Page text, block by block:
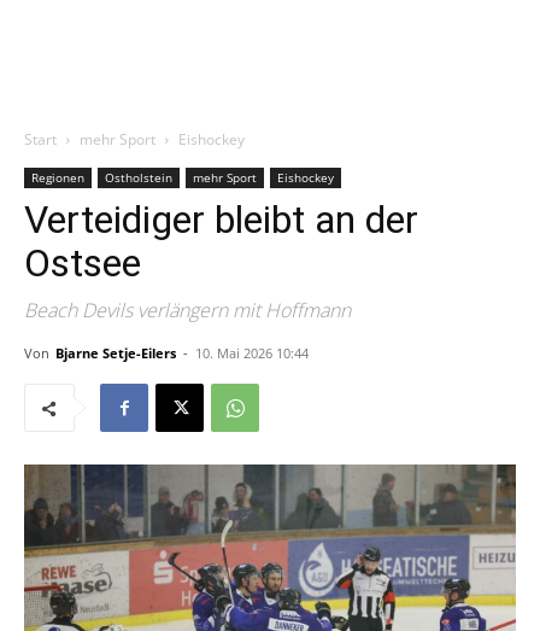
Start mehr Sport Eishockey
Regionen Ostholstein mehr Sport Eishockey
Verteidiger bleibt an der
Ostsee
Beach Devils verlängern mit Hoffmann
Von Bjarne Setje-Eilers - 10. Mai 2026 10:44